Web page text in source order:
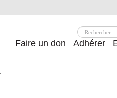
Faire un don Adhérer